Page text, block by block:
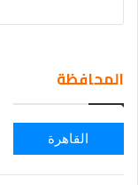
المحافظة
القاهرة